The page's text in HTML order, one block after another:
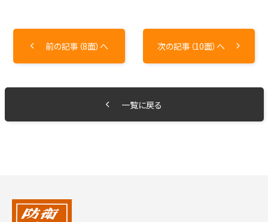
前の記事（8面）へ 次の記事（10面）へ
一覧に戻る